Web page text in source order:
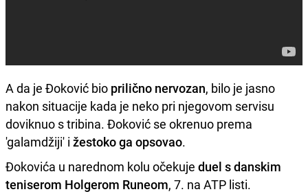
A da je Đoković bio prilično nervozan, bilo je jasno
nakon situacije kada je neko pri njegovom servisu
doviknuo s tribina. Đoković se okrenuo prema
'galamdžiji' i žestoko ga opsovao.
Đokovića u narednom kolu očekuje duel s danskim
teniserom Holgerom Runeom, 7. na ATP listi.